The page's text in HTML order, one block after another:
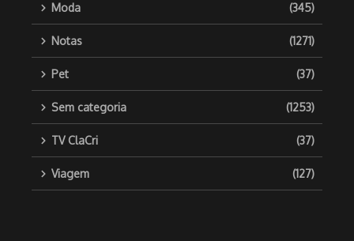
Moda (345)
Notas (1271)
Pet (37)
Sem categoria (1253)
TV ClaCri (37)
Viagem (127)